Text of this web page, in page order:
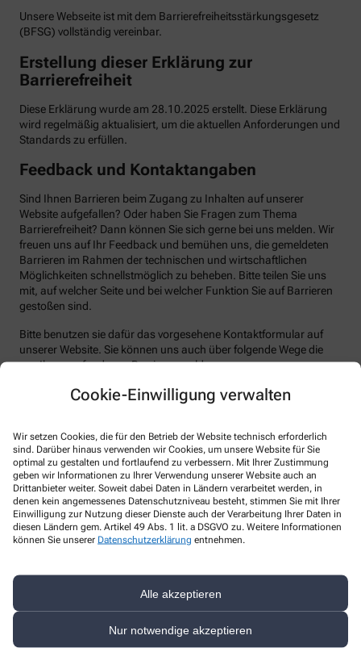
Cookie-Einwilligung verwalten
Wir setzen Cookies, die für den Betrieb der Website technisch erforderlich
sind. Darüber hinaus verwenden wir Cookies, um unsere Website für Sie
optimal zu gestalten und fortlaufend zu verbessern. Mit Ihrer Zustimmung
geben wir Informationen zu Ihrer Verwendung unserer Website auch an
Drittanbieter weiter. Soweit dabei Daten in Ländern verarbeitet werden, in
denen kein angemessenes Datenschutzniveau besteht, stimmen Sie mit Ihrer
Einwilligung zur Nutzung dieser Dienste auch der Verarbeitung Ihrer Daten in
diesen Ländern gem. Artikel 49 Abs. 1 lit. a DSGVO zu. Weitere Informationen
können Sie unserer Datenschutzerklärung entnehmen.
Alle akzeptieren
Nur notwendige akzeptieren
Unsere Webseite ist mit dem Barrierefreiheitsstärkungsgesetz
(BFSG) vollständig vereinbar.
Erstellung dieser Erklärung zur
Barrierefreiheit
Diese Erklärung wurde am 28.10.2025 erstellt. Diese Erklärung
wird regelmäßig aktualisiert, um die aktuellen Anforderungen und
Standards zu erfüllen.
Feedback und Kontaktangaben
Sind Ihnen Barrieren beim Zugang zu Inhalten auf unserer
Website aufgefallen? Oder haben Sie Fragen zum Thema
Barrierefreiheit? Dann können Sie sich gerne bei uns melden. Wir
freuen uns auf Ihr Feedback und bemühen uns, die gemeldeten
Barrieren im Rahmen der technischen und wirtschaftlichen
Möglichkeiten schnellstmöglich zu beheben. Bitte teilen Sie uns
mit, auf welcher Seite und bei welcher Funktion Sie auf Barrieren
gestoßen sind.
Bitte benutzen sie dafür das vorgesehene Kontaktformular auf
unserer Website. Sie können uns auch über folgende Wege die
von Ihnen gefundenen Barrieren melden:
E-Mail: burg-apotheke-plau@web.de
Telefax: 03873544596
Postanschrift: Steinstr. 14 19395 Plau am See
Durchsetzungsverfahren und
Marktüberwachungsbehörde
Sollten Sie auf Mitteilungen oder Anfragen zur Barrierefreiheit
machen. Sie können sich auch an die
Marktüberwachungsbehörde wenden:
MLBF - Marktüberwachungsstelle der Länder für die